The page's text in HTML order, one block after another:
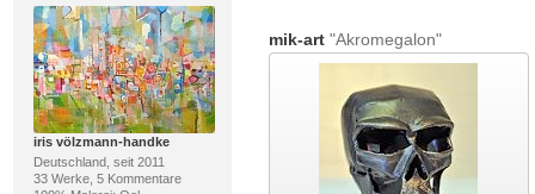
iris völzmann-handke
Deutschland, seit 2011
33 Werke, 5 Kommentare
mik-art"Akromegalon"